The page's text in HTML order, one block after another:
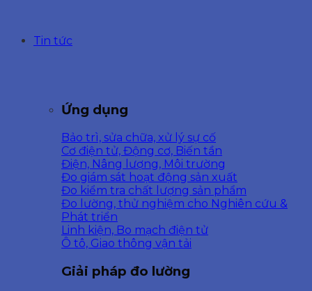
Tin tức
Ứng dụng
Bảo trì, sửa chữa, xử lý sự cố
Cơ điện tử, Động cơ, Biến tần
Điện, Nâng lượng, Môi trường
Đo giám sát hoạt động sản xuất
Đo kiểm tra chất lượng sản phẩm
Đo lường, thử nghiệm cho Nghiên cứu &
Phát triển
Linh kiện, Bo mạch điện tử
Ô tô, Giao thông vận tải
Giải pháp đo lường